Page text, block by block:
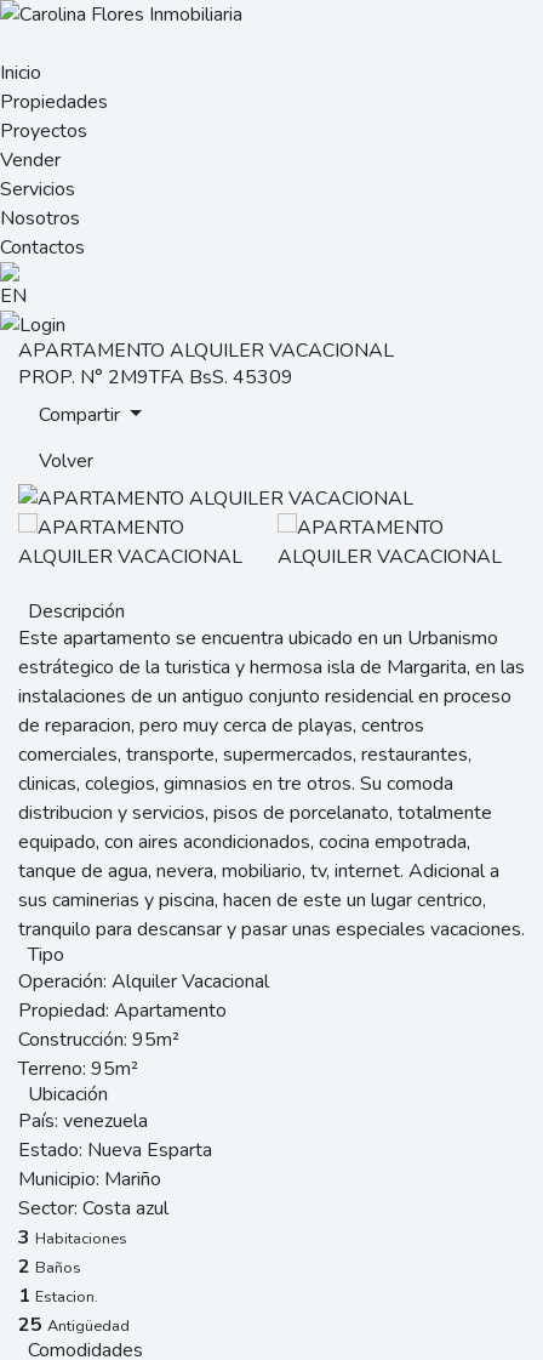
Inicio
Propiedades
Proyectos
Vender
Servicios
Nosotros
Contactos
APARTAMENTO ALQUILER VACACIONAL
PROP. N° 2M9TFA BsS. 45309
Compartir
Volver
Descripción
Este apartamento se encuentra ubicado en un Urbanismo
estrátegico de la turistica y hermosa isla de Margarita, en las
instalaciones de un antiguo conjunto residencial en proceso
de reparacion, pero muy cerca de playas, centros
comerciales, transporte, supermercados, restaurantes,
clinicas, colegios, gimnasios en tre otros. Su comoda
distribucion y servicios, pisos de porcelanato, totalmente
equipado, con aires acondicionados, cocina empotrada,
tanque de agua, nevera, mobiliario, tv, internet. Adicional a
sus caminerias y piscina, hacen de este un lugar centrico,
tranquilo para descansar y pasar unas especiales vacaciones.
Tipo
Operación: Alquiler Vacacional
Propiedad: Apartamento
Construcción: 95m²
Terreno: 95m²
Ubicación
País: venezuela
Estado: Nueva Esparta
Municipio: Mariño
Sector: Costa azul
3 Habitaciones
2 Baños
1 Estacion.
25 Antigüedad
Comodidades